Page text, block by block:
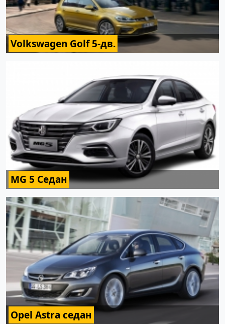
Volkswagen Golf 5-дв.
MG 5 Седан
Opel Astra седан